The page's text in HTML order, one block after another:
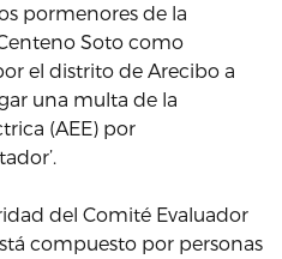
pormenores de la
Soto como
el distrito de Arecibo a
una multa de la
(AEE) por
del Comité Evaluador
compuesto por personas